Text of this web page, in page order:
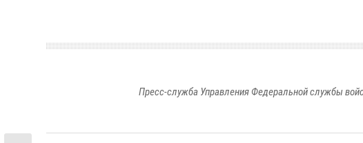
Пресс-служба Управления Федеральной службы